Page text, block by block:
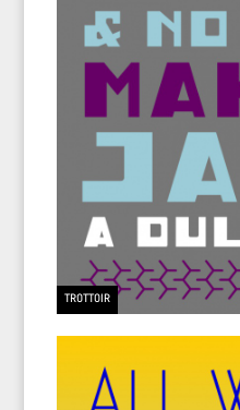
TROTTOIR